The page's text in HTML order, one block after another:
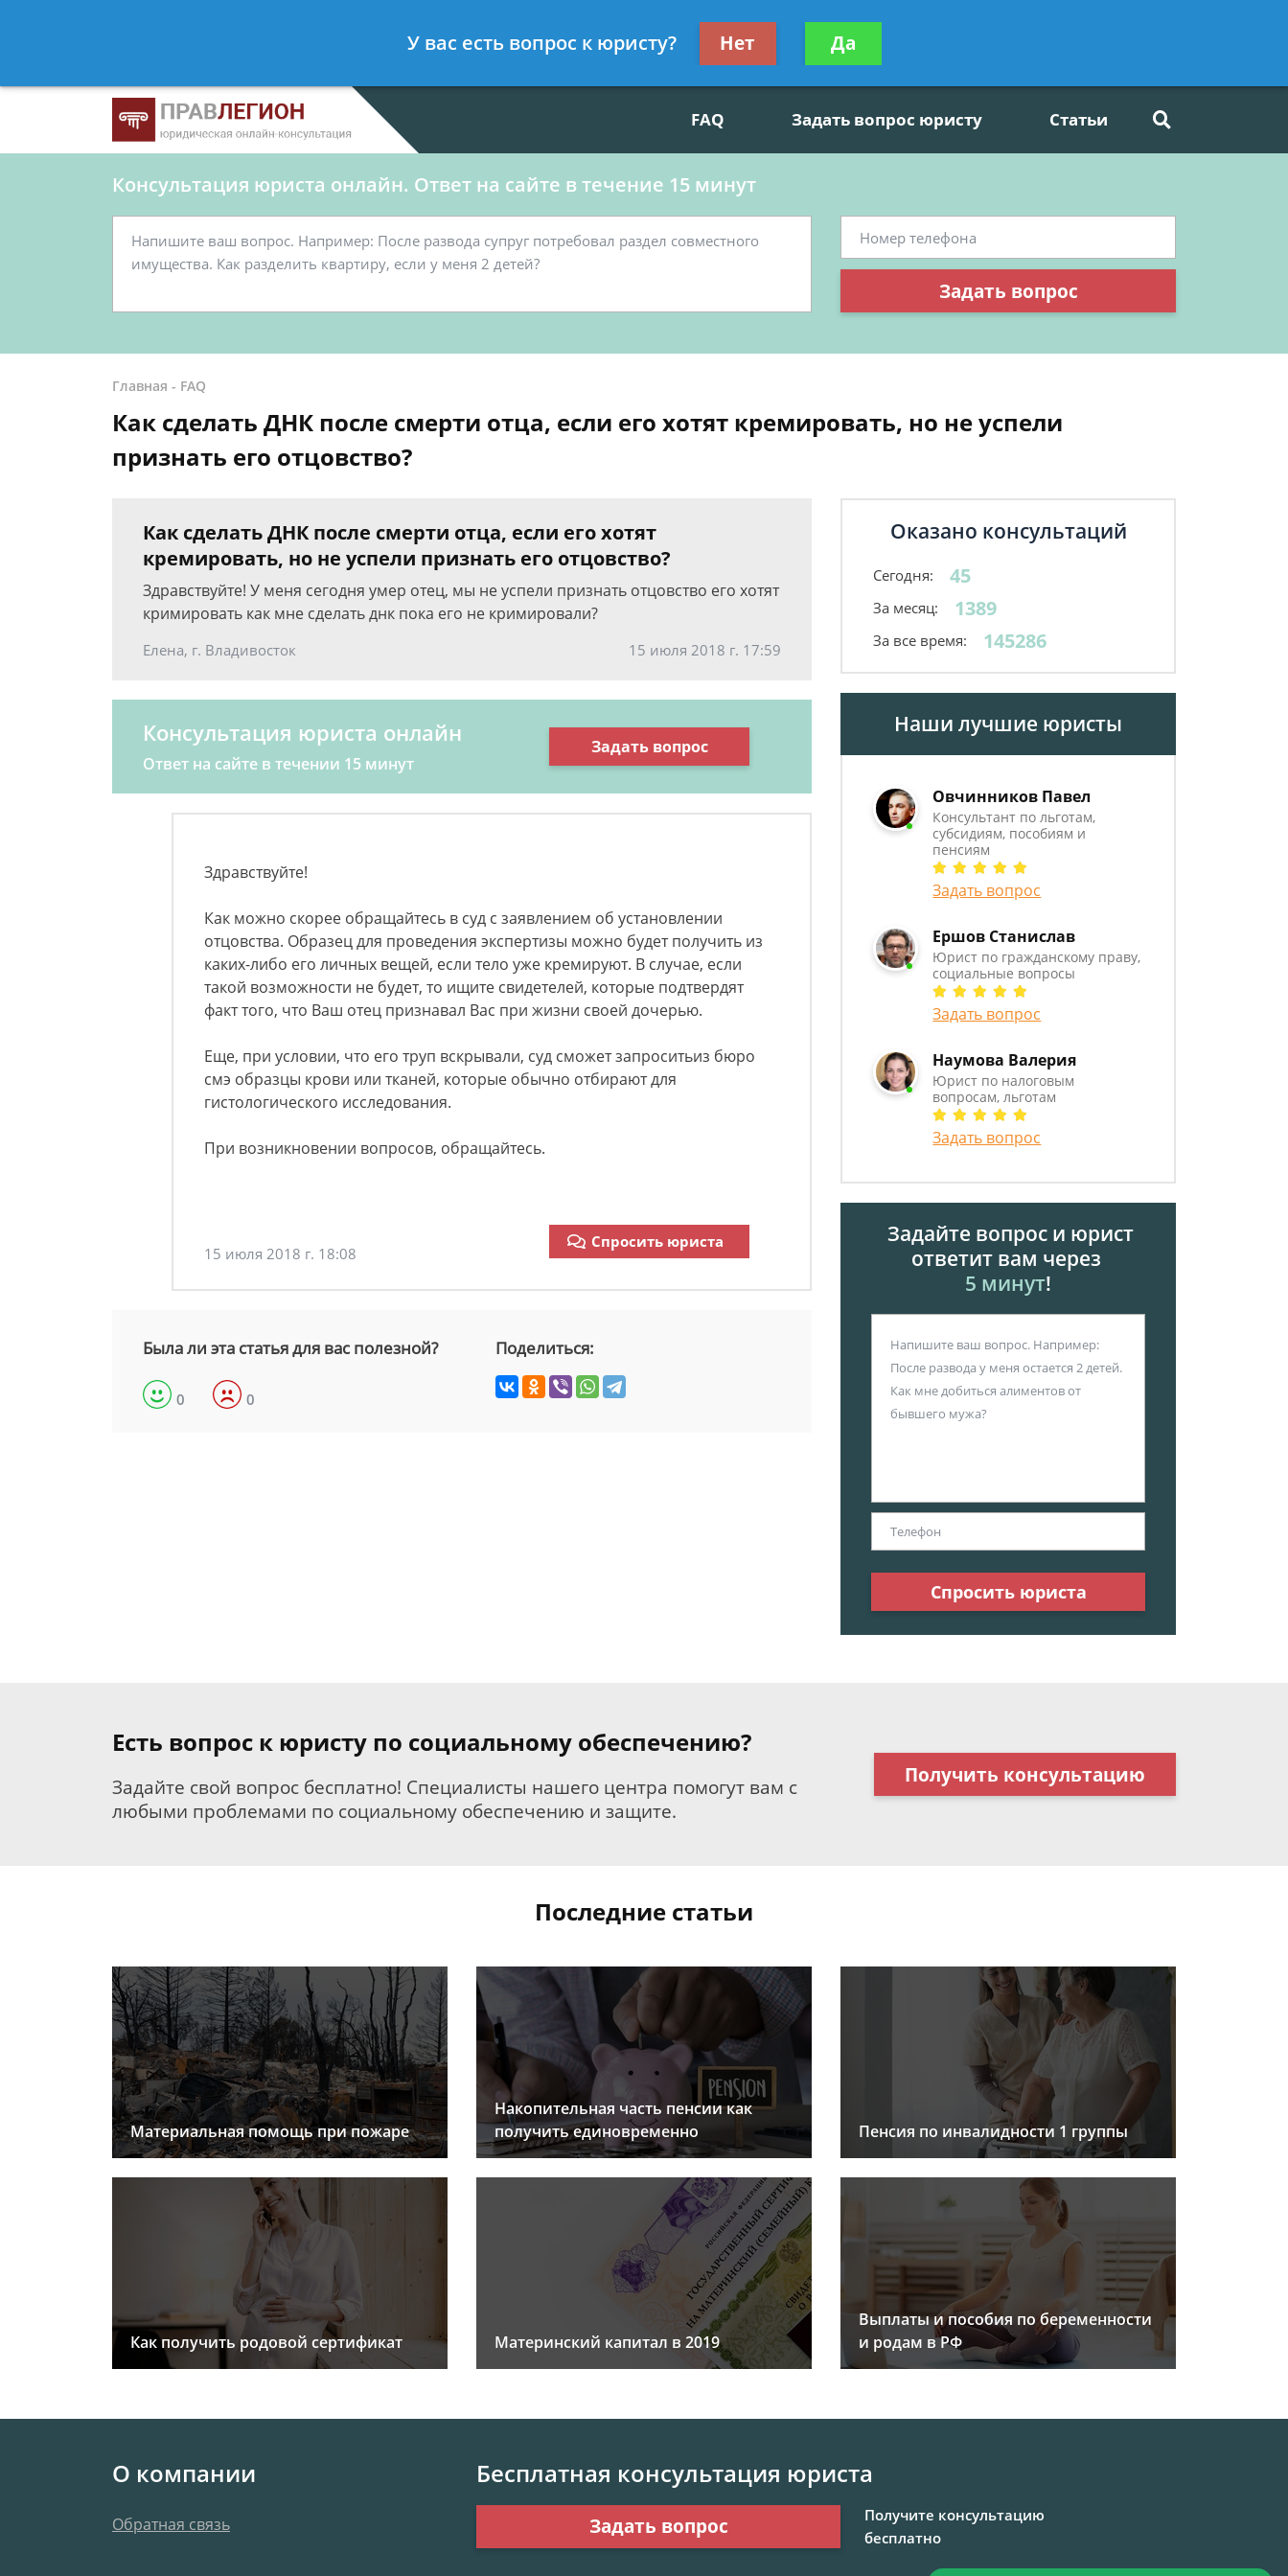
- Юрист по гражданскому праву, социальные вопросы
Получите консультацию
бесплатно
FAQ Задать вопрос юристу Статьи
Консультация юриста онлайн. Ответ на сайте в течение 15 минут
Задать вопрос
Главная - FAQ
Как сделать ДНК после смерти отца, если его хотят кремировать, но не успели
признать его отцовство?
Как сделать ДНК после смерти отца, если его хотят
кремировать, но не успели признать его отцовство?
Здравствуйте! У меня сегодня умер отец, мы не успели признать отцовство его хотят
кримировать как мне сделать днк пока его не кримировали?
Елена, г. Владивосток 15 июля 2018 г. 17:59
Консультация юриста онлайн
Ответ на сайте в течении 15 минут
Задать вопрос
Здравствуйте!
Как можно скорее обращайтесь в суд с заявлением об установлении
отцовства. Образец для проведения экспертизы можно будет получить из
каких-либо его личных вещей, если тело уже кремируют. В случае, если
такой возможности не будет, то ищите свидетелей, которые подтвердят
факт того, что Ваш отец признавал Вас при жизни своей дочерью.
Еще, при условии, что его труп вскрывали, суд сможет запроситьиз бюро
смэ образцы крови или тканей, которые обычно отбирают для
гистологического исследования.
При возникновении вопросов, обращайтесь.
15 июля 2018 г. 18:08
Спросить юриста
Была ли эта статья для вас полезной?
0 0
Поделиться:
Оказано консультаций
Сегодня: 45
За месяц: 1389
За все время: 145286
Наши лучшие юристы
Овчинников Павел
Консультант по льготам,
субсидиям, пособиям и
пенсиям
Задать вопрос
Ершов Станислав
Юрист по гражданскому праву,
социальные вопросы
Задать вопрос
Наумова Валерия
Юрист по налоговым
вопросам, льготам
Задать вопрос
Задайте вопрос и юрист
ответит вам через
5 минут!
Спросить юриста
Есть вопрос к юристу по социальному обеспечению?
Задайте свой вопрос бесплатно! Специалисты нашего центра помогут вам с
любыми проблемами по социальному обеспечению и защите.
Получить консультацию
Последние статьи
Материальная помощь при пожаре
Накопительная часть пенсии как
получить единовременно
Пенсия по инвалидности 1 группы
Как получить родовой сертификат Материнский капитал в 2019
Выплаты и пособия по беременности
и родам в РФ
О компании
Обратная связь
Бесплатная консультация юриста
Задать вопрос
Получите консультацию
бесплатно
У вас есть вопрос к юристу? Нет Да